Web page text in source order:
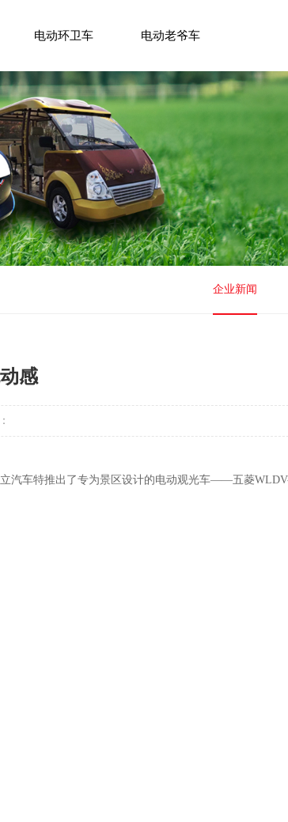
电动环卫车 电动老爷车
企业新闻
感
汽车特推出了专为景区设计的电动观光车——五菱